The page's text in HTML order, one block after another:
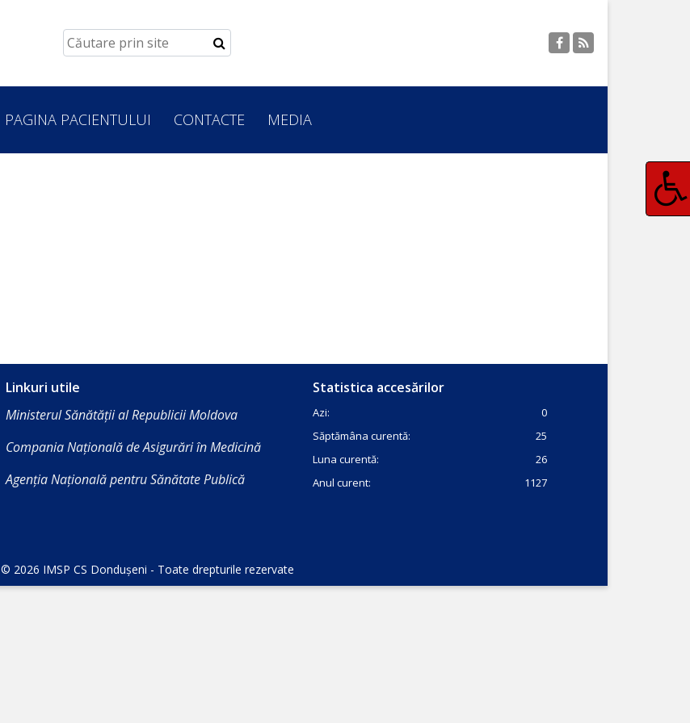
PAGINA PACIENTULUI CONTACTE MEDIA
Linkuri utile
Ministerul Sănătății al Republicii Moldova
Compania Națională de Asigurări în Medicină
Agenția Națională pentru Sănătate Publică
Statistica accesărilor
Azi:
0
Săptămâna curentă:
25
Luna curentă:
26
Anul curent:
1127
© 2026 IMSP CS Dondușeni - Toate drepturile rezervate